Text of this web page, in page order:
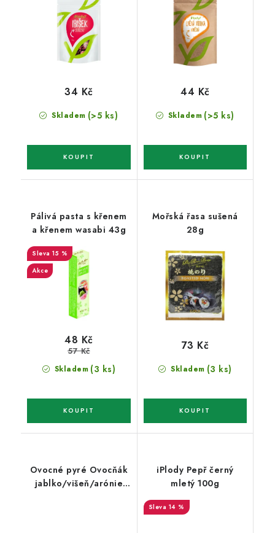
Skladem (>5 ks)
34 Kč
Skladem (>5 ks)
44 Kč
Pálivá pasta s křenem
a křenem wasabi 43g
15 %
Akce
Skladem (3 ks)
48 Kč
57 Kč
Mořská řasa sušená
28g
Skladem (3 ks)
73 Kč
Ovocné pyré Ovocňák
jablko/višeň/arónie
iPlody Pepř černý
mletý 100g
14 %